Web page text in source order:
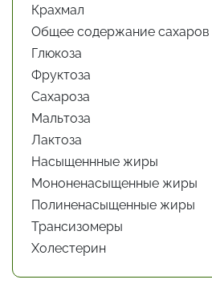
Крахмал
Общее содержание сахаров
Глюкоза
Фруктоза
Сахароза
Мальтоза
Лактоза
Насыщеннные жиры
Мононенасыщенные жиры
Полиненасыщенные жиры
Трансизомеры
Холестерин